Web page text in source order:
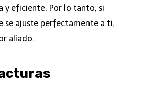
y eficiente. Por lo tanto, si
se ajuste perfectamente a ti,
aliado.